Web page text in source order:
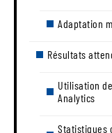
Adaptation
Résultats
Utilisation
Analytics
Statistiques